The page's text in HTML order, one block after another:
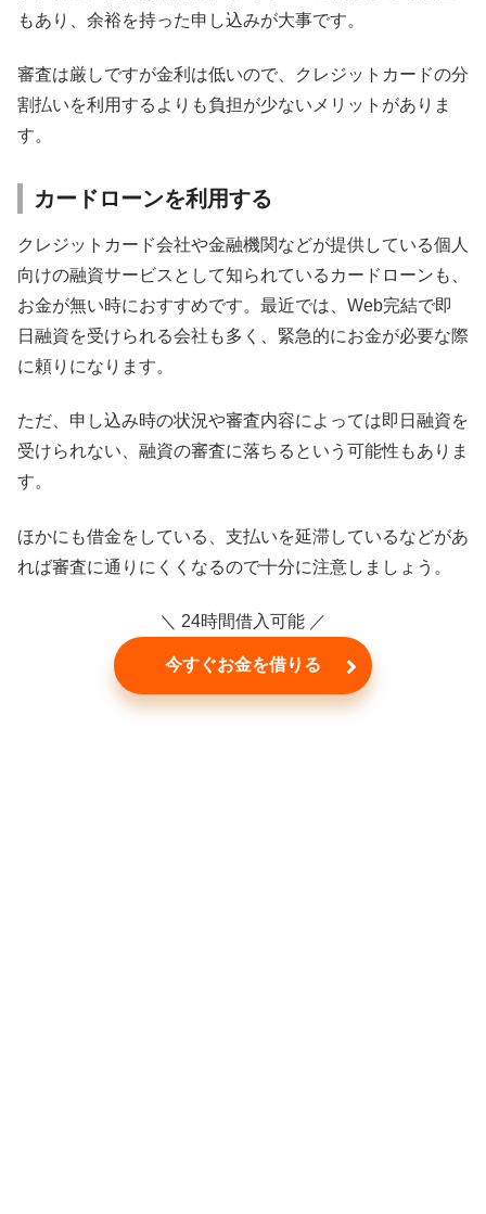
もあり、余裕を持った申し込みが大事です。
審査は厳しですが金利は低いので、クレジットカードの分
割払いを利用するよりも負担が少ないメリットがありま
す。
カードローンを利用する
クレジットカード会社や金融機関などが提供している個人
向けの融資サービスとして知られているカードローンも、
お金が無い時におすすめです。最近では、Web完結で即
日融資を受けられる会社も多く、緊急的にお金が必要な際
に頼りになります。
ただ、申し込み時の状況や審査内容によっては即日融資を
受けられない、融資の審査に落ちるという可能性もありま
す。
ほかにも借金をしている、支払いを延滞しているなどがあ
れば審査に通りにくくなるので十分に注意しましょう。
＼ 24時間借入可能 ／
今すぐお金を借りる